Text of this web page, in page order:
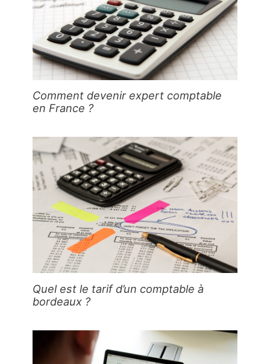
Comment devenir expert comptable
en France ?
Quel est le tarif d’un comptable à
bordeaux ?